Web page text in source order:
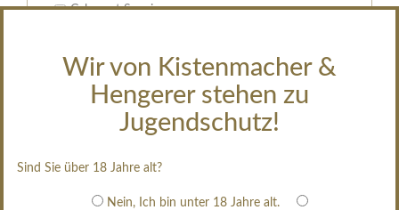
Wir von Kistenmacher &
Hengerer stehen zu
Jugendschutz!
Sind Sie über 18 Jahre alt?
Nein, Ich bin unter 18 Jahre alt.
Cabernet Sauvignon
Geschmack:
trocken
feinherb
halbtrocken
edelsüß
Brut